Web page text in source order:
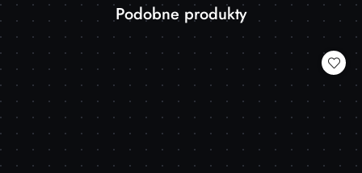
Pomiń karuzelę produktów
Produkty
statusie:
Podobne produkty